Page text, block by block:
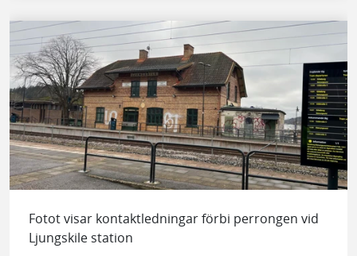
Fotot visar kontaktledningar förbi perrongen vid
Ljungskile station